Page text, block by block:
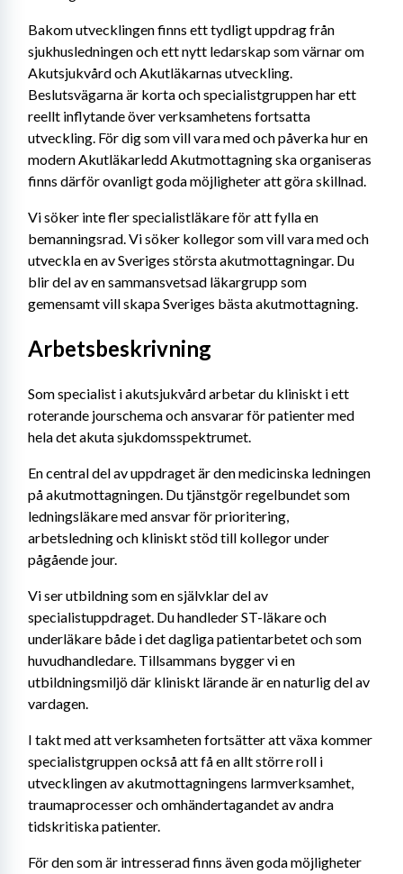
Bakom utvecklingen finns ett tydligt uppdrag från
sjukhusledningen och ett nytt ledarskap som värnar om
Akutsjukvård och Akutläkarnas utveckling.
Beslutsvägarna är korta och specialistgruppen har ett
reellt inflytande över verksamhetens fortsatta
utveckling. För dig som vill vara med och påverka hur en
modern Akutläkarledd Akutmottagning ska organiseras
finns därför ovanligt goda möjligheter att göra skillnad.
Vi söker inte fler specialistläkare för att fylla en
bemanningsrad. Vi söker kollegor som vill vara med och
utveckla en av Sveriges största akutmottagningar. Du
blir del av en sammansvetsad läkargrupp som
gemensamt vill skapa Sveriges bästa akutmottagning.
Arbetsbeskrivning
Som specialist i akutsjukvård arbetar du kliniskt i ett
roterande jourschema och ansvarar för patienter med
hela det akuta sjukdomsspektrumet.
En central del av uppdraget är den medicinska ledningen
på akutmottagningen. Du tjänstgör regelbundet som
ledningsläkare med ansvar för prioritering,
arbetsledning och kliniskt stöd till kollegor under
pågående jour.
Vi ser utbildning som en självklar del av
specialistuppdraget. Du handleder ST-läkare och
underläkare både i det dagliga patientarbetet och som
huvudhandledare. Tillsammans bygger vi en
utbildningsmiljö där kliniskt lärande är en naturlig del av
vardagen.
I takt med att verksamheten fortsätter att växa kommer
specialistgruppen också att få en allt större roll i
utvecklingen av akutmottagningens larmverksamhet,
traumaprocesser och omhändertagandet av andra
tidskritiska patienter.
För den som är intresserad finns även goda möjligheter